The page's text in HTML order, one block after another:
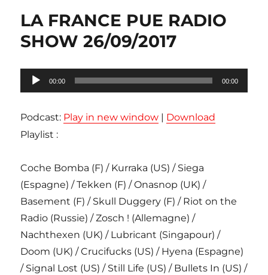
LA FRANCE PUE RADIO
SHOW 26/09/2017
Lecteur
audio
00:00 00:00
Podcast: Play in new window | Download
Playlist :
Coche Bomba (F) / Kurraka (US) / Siega
(Espagne) / Tekken (F) / Onasnop (UK) /
Basement (F) / Skull Duggery (F) / Riot on the
Radio (Russie) / Zosch ! (Allemagne) /
Nachthexen (UK) / Lubricant (Singapour) /
Doom (UK) / Crucifucks (US) / Hyena (Espagne)
/ Signal Lost (US) / Still Life (US) / Bullets In (US) /